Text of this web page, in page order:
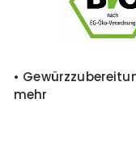
•
mehr